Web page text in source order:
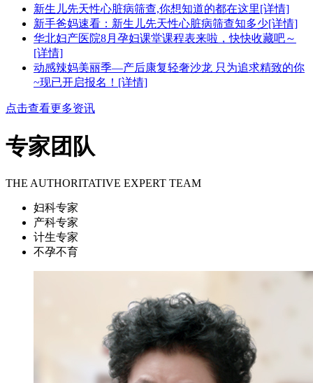
新生儿先天性心脏病筛查,你想知道的都在这里[详情]
新手爸妈速看：新生儿先天性心脏病筛查知多少[详情]
华北妇产医院8月孕妇课堂课程表来啦，快快收藏吧～
[详情]
动感辣妈美丽季—产后康复轻奢沙龙 只为追求精致的你
~现已开启报名！ [详情]
点击查看更多资讯
专家团队
THE AUTHORITATIVE EXPERT TEAM
妇科专家
产科专家
计生专家
不孕不育